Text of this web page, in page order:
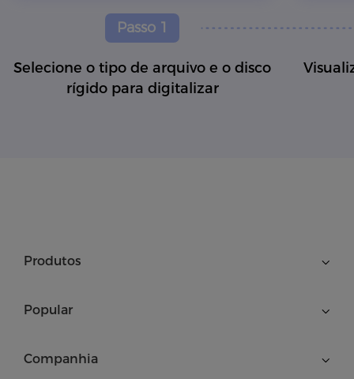
Passo 1
Selecione o tipo de arquivo e o disco
rígido para digitalizar
Produtos
Popular
Companhia